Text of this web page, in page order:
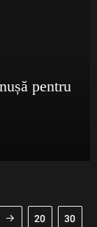
pentru
20 30